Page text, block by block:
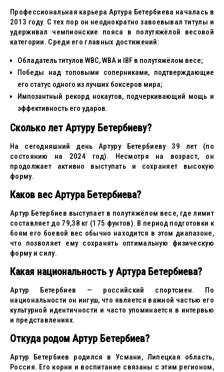
Профессиональная карьера Артура Бетербиева началась в
2013 году. С тех пор он неоднократно завоевывал титулы и
удерживал чемпионские пояса в полутяжёлой весовой
категории. Среди его главных достижений:
Обладатель титулов WBC, WBA и IBF в полутяжёлом весе;
Победы над топовыми соперниками, подтверждающие
его статус одного из лучших боксеров мира;
Импозантный рекорд нокаутов, подчеркивающий мощь и
эффективность его ударов.
Сколько лет Артуру Бетербиеву?
На сегодняшний день Артуру Бетербиеву 39 лет (по
состоянию на 2024 год). Несмотря на возраст, он
продолжает активно выступать и сохраняет высокую
форму.
Каков вес Артура Бетербиева?
Артур Бетербиев выступает в полутяжёлом весе, где лимит
составляет до 79,38 кг (175 фунтов). В период подготовки к
боям его боевой вес обычно находится в этом диапазоне,
что позволяет ему сохранять оптимальную физическую
форму и силу.
Какая национальность у Артура Бетербиева?
Артур Бетербиев — российский спортсмен. По
национальности он ингуш, что является важной частью его
культурной идентичности и часто упоминается в интервью
и представлениях.
Откуда родом Артур Бетербиев?
Артур Бетербиев родился в Усмани, Липецкая область,
Россия. Его корни и воспитание связаны с этим регионом,